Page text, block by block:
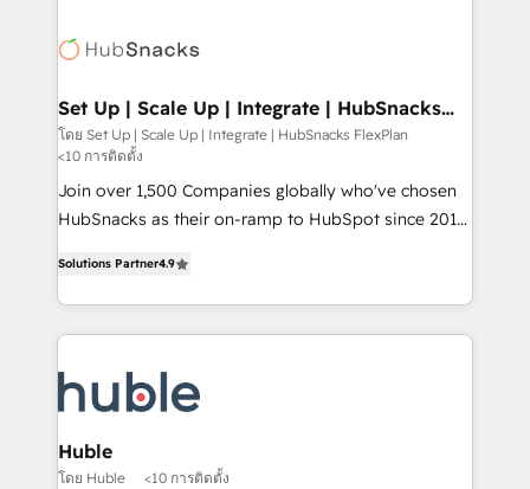
HubSpot COS Performance Award 🏆2014 HubSpot
COS Design Award 🏆2013 HubSpot Marketplace
Partner 📆Founded in 1997
HubSpot development: websites, custom modules,
marketing, advertising, campaigns, content and
design We connect people, data and technology to
improve customer experiences. With our bright
people, exciting ideas and can-do mentality, we
ensure revenue growth on a daily basis. So tell us
team of 100+ experts is ready for you! Driving digital
growth | www.brightdigital.com
Set Up | Scale Up | Integrate | HubSnacks
FlexPlan
โดย Set Up | Scale Up | Integrate | HubSnacks FlexPlan
<10 การติดตั้ง
Join over 1,500 Companies globally who've chosen
HubSnacks as their on-ramp to HubSpot since 2014
1️⃣ Set Up | Onboarding New or Check-fixing existing
HubSpot portals 2️⃣ Scale Up | 100% HubSpot Task
Execution... Global 24/7 ... All Experts 3️⃣ Integrate |
Slash months from your API Integration project... ⬅️
Click "Contact Business" ⬅️ to access 150+ Kickstart
Integration templates that put HubSpot in the center
of your tech stack, syncing... 🛍️ Shopify or
Solutions Partner4.9
Huble
โดย Huble <10 การติดตั้ง